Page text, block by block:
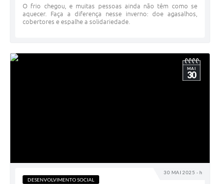
O frio chegou, e muitas pessoas ainda não têm como se
aquecer. Faça a diferença nesse inverno: doe agasalhos,
cobertores e espalhe a solidariedade.
30 MAI 2025 - h
MAI
30
DESENVOLVIMENTO SOCIAL